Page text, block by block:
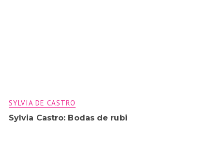
SYLVIA DE CASTRO
Sylvia Castro: Bodas de rubi